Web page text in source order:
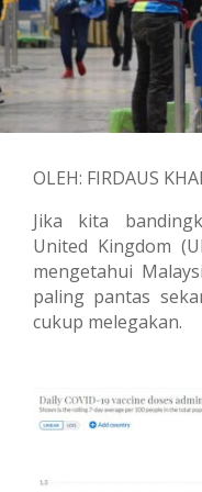
OLEH: FIRDAUS
Jika kita
United Kingdom
mengetahui
paling pantas
cukup melegakan.